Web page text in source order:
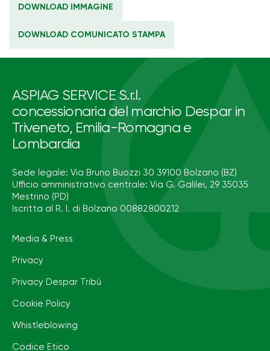
DOWNLOAD IMMAGINE
DOWNLOAD COMUNICATO STAMPA
ASPIAG SERVICE S.r.l.
concessionaria del marchio Despar in
Triveneto, Emilia-Romagna e
Lombardia
Sede legale: Via Bruno Buozzi 30 39100 Bolzano (BZ)
Ufficio amministrativo centrale: Via G. Galilei, 29 35035
Mestrino (PD)
Iscritta al R. I. di Bolzano 00882800212
Media & Press
Privacy
Privacy Despar Tribù
Cookie Policy
Whistleblowing
Codice Etico